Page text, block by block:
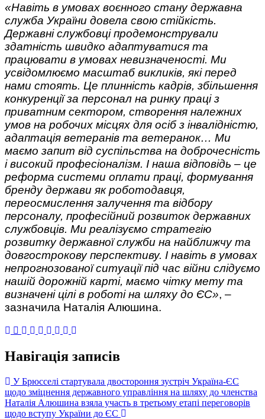
«Навіть в умовах воєнного стану державна
служба України довела свою стійкість.
Державні службовці продемонстрували
здатність швидко адаптуватися та
працювати в умовах невизначеності. Ми
усвідомлюємо масштаб викликів, які перед
нами стоять. Це плинність кадрів, збільшення
конкуренції за персонал на ринку праці з
приватним сектором, створення належних
умов на робочих місцях для осіб з інвалідністю,
адаптація ветеранів та ветеранок… Ми
маємо запит від суспільства на доброчесність
і високий професіоналізм. І наша відповідь – це
реформа системи оплати праці, формування
бренду держави як роботодавця,
переосмислення залучення та відбору
персоналу, професійний розвиток державних
службовців. Ми реалізуємо стратегію
розвитку державної служби на найближчу та
довгострокову перспективу. І навіть в умовах
непрогнозованої ситуації під час війни слідуємо
нашій дорожній карті, маємо чітку мету та
визначені цілі в роботі на шляху до ЄС», –
зазначила Наталія Алюшина.
Навігація записів
У Брюсселі стартувала двостороння зустріч Україна-ЄС
щодо зміцнення державного управління на шляху до членства
Наталія Алюшина взяла участь в третьому етапі переговорів
щодо вступу України до ЄС